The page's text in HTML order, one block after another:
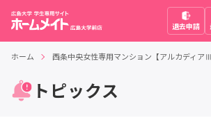
退去申請
ホーム 西条中央女性専用マンション【アルカディ
トピックス